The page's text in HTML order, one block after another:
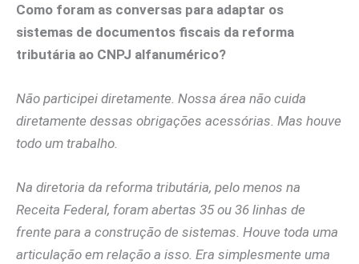
Como foram as conversas para adaptar os
sistemas de documentos fiscais da reforma
tributária ao CNPJ alfanumérico?
Não participei diretamente. Nossa área não cuida
diretamente dessas obrigações acessórias. Mas houve
todo um trabalho.
Na diretoria da reforma tributária, pelo menos na
Receita Federal, foram abertas 35 ou 36 linhas de
frente para a construção de sistemas. Houve toda uma
articulação em relação a isso. Era simplesmente uma